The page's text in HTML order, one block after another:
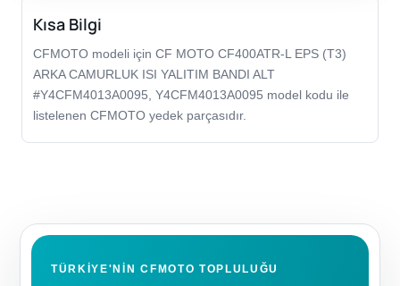
Kısa Bilgi
CFMOTO modeli için CF MOTO CF400ATR-L EPS (T3)
ARKA CAMURLUK ISI YALITIM BANDI ALT
#Y4CFM4013A0095, Y4CFM4013A0095 model kodu ile
listelenen CFMOTO yedek parçasıdır.
TÜRKIYE'NIN CFMOTO TOPLULUĞU